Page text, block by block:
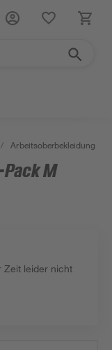
/ Arbeitsoberbekleidung
M
Zeit leider nicht